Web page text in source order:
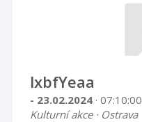
lxbfYeaa
- 23.02.2024 · 07:10:00
Kulturní akce · Ostrava